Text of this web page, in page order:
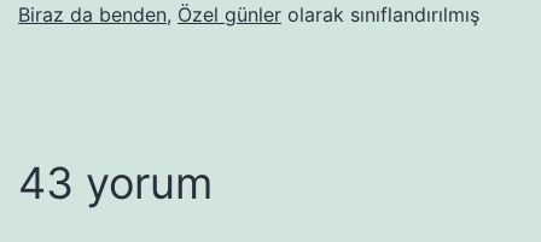
Biraz da benden, Özel günler olarak sınıflandırılmış
43 yorum